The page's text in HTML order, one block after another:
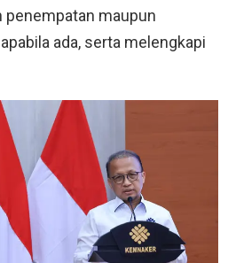
penempatan maupun
ada, serta melengkapi